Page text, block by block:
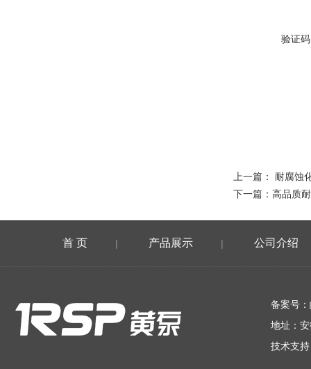
验证
上一篇： 耐腐蚀
下一篇： 高品质
首 页 | 产品展示 | 公司介绍
备案号：
地址：
技术支